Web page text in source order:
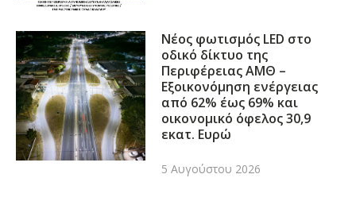
Νέος φωτισμός LED στο
οδικό δίκτυο της
Περιφέρειας ΑΜΘ –
Εξοικονόμηση ενέργειας
από 62% έως 69% και
οικονομικό όφελος 30,9
εκατ. Ευρώ
5 Αυγούστου 2026